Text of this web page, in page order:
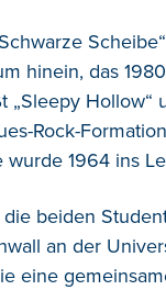
hinein, das
„Sleepy Hollow“
Rock-
wurde 1964 ins
beiden
an der
eine